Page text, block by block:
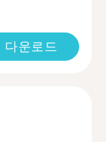
다운로드